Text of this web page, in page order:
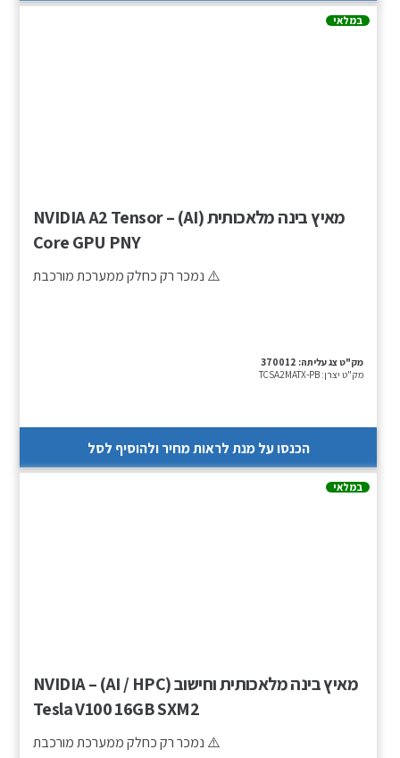
במלאי
מאיץ בינה מלאכותית (AI) – NVIDIA A2 Tensor
Core GPU PNY
⚠️ נמכר רק כחלק ממערכת מורכבת
מק"ט צג עליתה: 370012
מק"ט יצרן: TCSA2MATX-PB
הכנסו על מנת לראות מחיר ולהוסיף לסל
במלאי
מאיץ בינה מלאכותית וחישוב (AI / HPC) – NVIDIA
Tesla V100 16GB SXM2
⚠️ נמכר רק כחלק ממערכת מורכבת